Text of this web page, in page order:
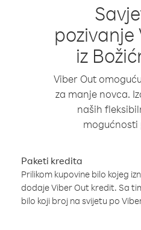
iz
Viber Out
za manje novca.
naših
mogućnosti
Paketi kredita
Prilikom kupovine bilo kojeg
dodaje Viber Out kredit. Sa
bilo koji broj na svijetu po